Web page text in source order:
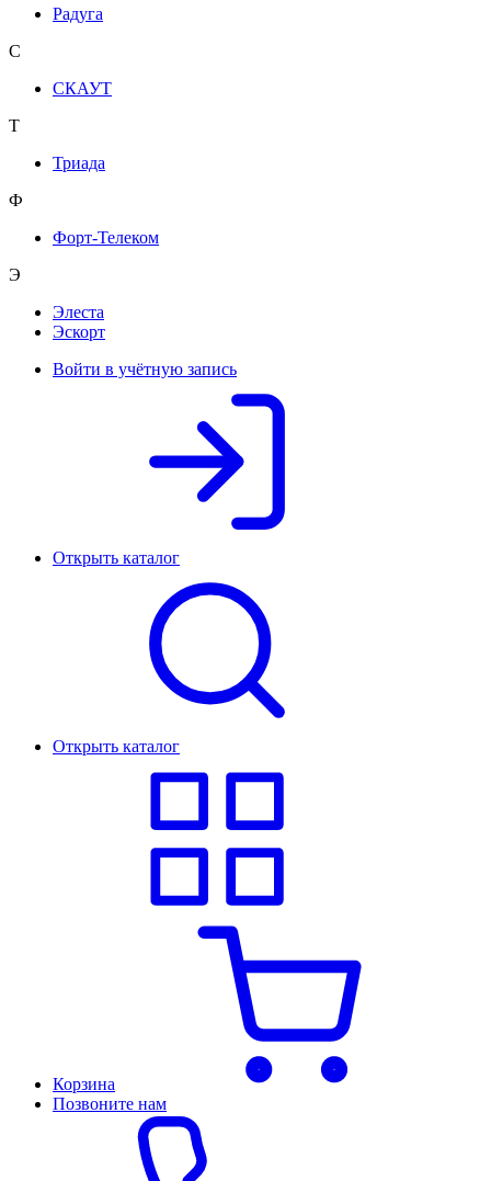
Радуга
С
СКАУТ
Т
Триада
Ф
Форт-Телеком
Э
Элеста
Эскорт
Войти в учётную запись
Открыть каталог
Открыть каталог
Корзина
Позвоните нам